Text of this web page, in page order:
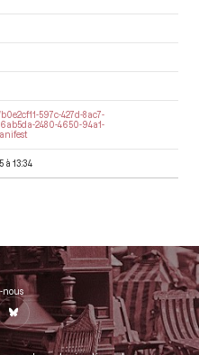
597c-427d-8ac7-
2480-4650-94a1-
à 13:34
nous